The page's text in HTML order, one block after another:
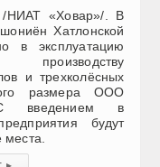
НИАТ «Ховар»/. В
Хатлонской
в эксплуатацию
и трехколёсных
размера ООО
введением в
будут